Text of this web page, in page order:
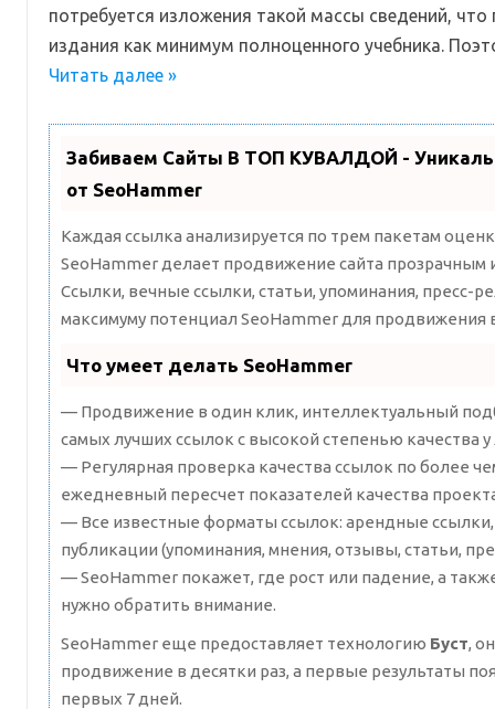
потребуется изложения такой массы сведений,
издания как минимум полноценного учебника.
Читать далее »
Забиваем Сайты В ТОП КУВАЛДОЙ -
от SeoHammer
Каждая ссылка анализируется по трем пакетам
SeoHammer делает продвижение сайта прозрачным
Ссылки, вечные ссылки, статьи, упоминания, пресс-
максимуму потенциал SeoHammer для продвижения
Что умеет делать SeoHammer
— Продвижение в один клик, интеллектуальный
самых лучших ссылок с высокой степенью качества
— Регулярная проверка качества ссылок по более
ежедневный пересчет показателей качества
— Все известные форматы ссылок: арендные
публикации (упоминания, мнения, отзывы, статьи,
— SeoHammer покажет, где рост или падение, а
нужно обратить внимание.
SeoHammer еще предоставляет технологию Буст,
продвижение в десятки раз, а первые результаты
первых 7 дней.